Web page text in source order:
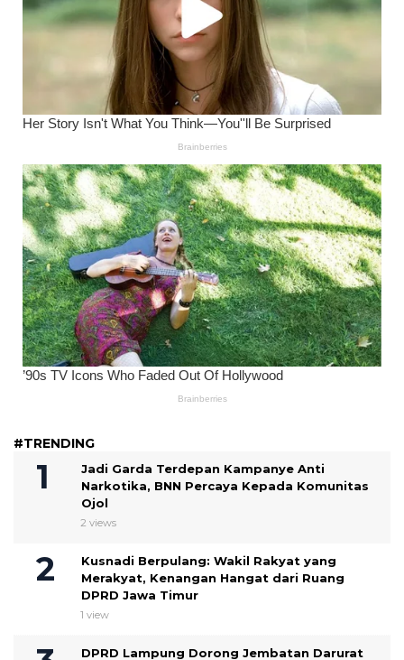
#TRENDING
Jadi Garda Terdepan Kampanye Anti
Narkotika, BNN Percaya Kepada Komunitas
Ojol
2 views
Kusnadi Berpulang: Wakil Rakyat yang
Merakyat, Kenangan Hangat dari Ruang
DPRD Jawa Timur
1 view
DPRD Lampung Dorong Jembatan Darurat